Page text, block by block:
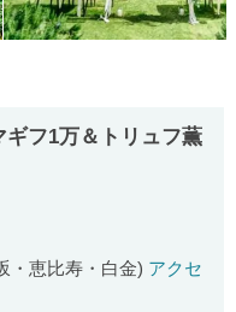
ギフ1万＆トリュフ薫
・恵比寿・白金) アクセ